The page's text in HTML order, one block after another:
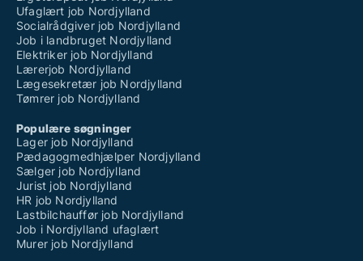
Ufaglært job Nordjylland
Socialrådgiver job Nordjylland
Job i landbruget Nordjylland
Elektriker job Nordjylland
Lærerjob Nordjylland
Lægesekretær job Nordjylland
Tømrer job Nordjylland
Populære søgninger
Lager job Nordjylland
Pædagogmedhjælper Nordjylland
Sælger job Nordjylland
Jurist job Nordjylland
HR job Nordjylland
Lastbilchauffør job Nordjylland
Job i Nordjylland ufaglært
Murer job Nordjylland